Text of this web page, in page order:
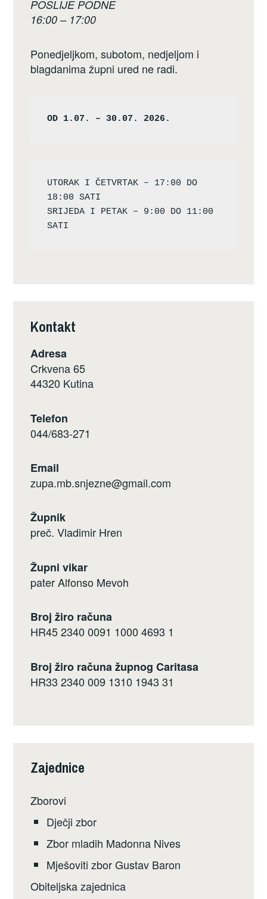
POSLIJE PODNE
16:00 – 17:00
Ponedjeljkom, subotom, nedjeljom i
blagdanima župni ured ne radi.
OD 1.07. – 30.07. 2026.
UTORAK I ČETVRTAK – 17:00 DO
18:00 SATI
SRIJEDA I PETAK – 9:00 DO 11:00
Kontakt
Adresa
Crkvena 65
44320 Kutina
Telefon
044/683-271
Email
zupa.mb.snjezne@gmail.com
Župnik
preč. Vladimir Hren
Župni vikar
pater Alfonso Mevoh
Broj žiro računa
HR45 2340 0091 1000 4693 1
Broj žiro računa župnog Caritasa
HR33 2340 009 1310 1943 31
Zajednice
Zborovi
Dječji zbor
Zbor mladih Madonna Nives
Mješoviti zbor Gustav Baron
Obiteljska zajednica